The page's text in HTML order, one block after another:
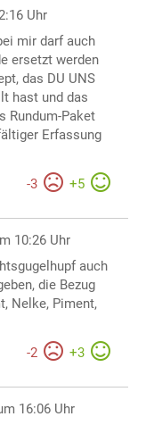
Uhr
mir darf auch
ersetzt werden
das DU UNS
hast und das
Rundum-Paket
Erfassung
-3 +5
10:26 Uhr
auch
die Bezug
Nelke, Piment,
-2 +3
16:06 Uhr